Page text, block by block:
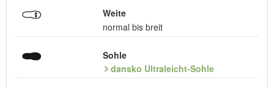
Weite
normal bis breit
Sohle
dansko Ultraleicht-Sohle